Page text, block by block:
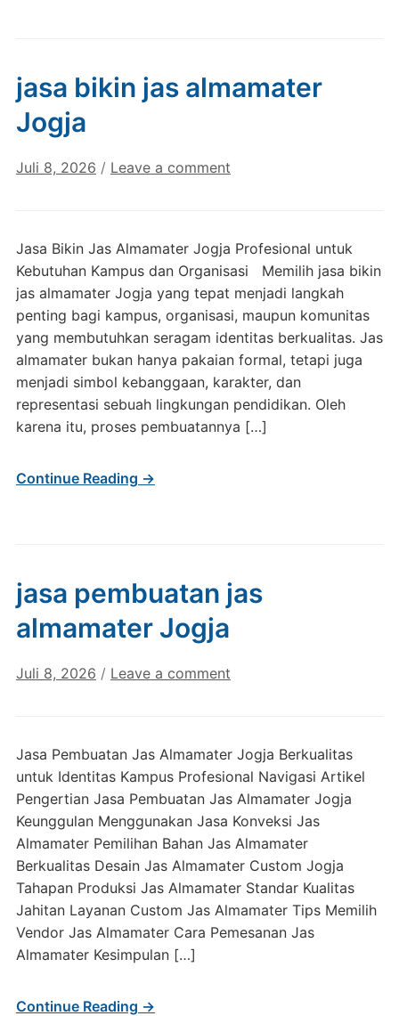
jasa bikin jas almamater
Jogja
Juli 8, 2026 / Leave a comment
Jasa Bikin Jas Almamater Jogja Profesional untuk
Kebutuhan Kampus dan Organisasi Memilih jasa bikin
jas almamater Jogja yang tepat menjadi langkah
penting bagi kampus, organisasi, maupun komunitas
yang membutuhkan seragam identitas berkualitas. Jas
almamater bukan hanya pakaian formal, tetapi juga
menjadi simbol kebanggaan, karakter, dan
representasi sebuah lingkungan pendidikan. Oleh
karena itu, proses pembuatannya […]
Continue Reading →
jasa pembuatan jas
almamater Jogja
Juli 8, 2026 / Leave a comment
Jasa Pembuatan Jas Almamater Jogja Berkualitas
untuk Identitas Kampus Profesional Navigasi Artikel
Pengertian Jasa Pembuatan Jas Almamater Jogja
Keunggulan Menggunakan Jasa Konveksi Jas
Almamater Pemilihan Bahan Jas Almamater
Berkualitas Desain Jas Almamater Custom Jogja
Tahapan Produksi Jas Almamater Standar Kualitas
Jahitan Layanan Custom Jas Almamater Tips Memilih
Vendor Jas Almamater Cara Pemesanan Jas
Almamater Kesimpulan […]
Continue Reading →